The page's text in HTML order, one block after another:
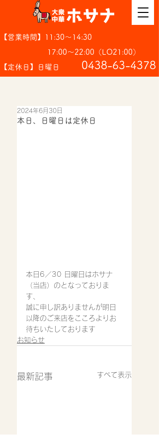
【営業時間】11:30～14:30
17:00～22:00（LO21:00）
【定休日】日曜日
​0438-63-4378
本日、日曜日は定休日
2024年6月30日
本日6／30 日曜日はホサナ
（当店）のとなっておりま
す、
誠に申し訳ありませんが明日
以降のご来店をこころよりお
待ちいたしております
お知らせ
最新記事 すべて表示